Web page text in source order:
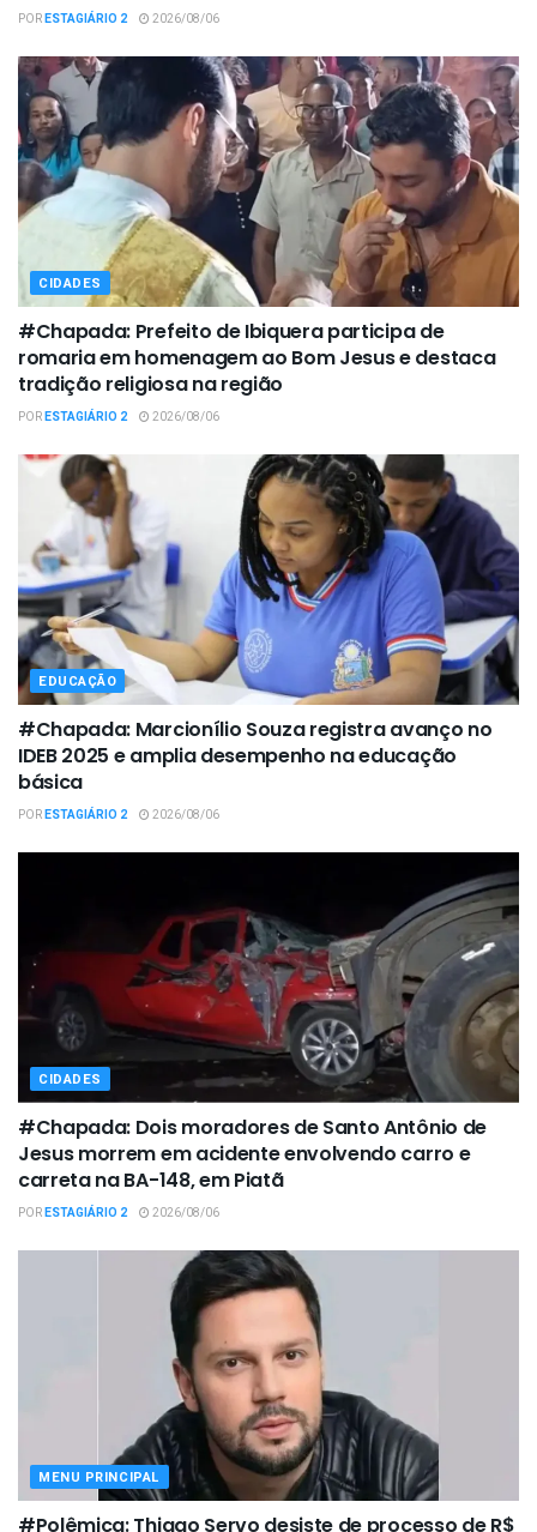
PORESTAGIÁRIO 2 2026/08/06
CIDADES
#Chapada: Prefeito de Ibiquera participa de
romaria em homenagem ao Bom Jesus e destaca
tradição religiosa na região
PORESTAGIÁRIO 2 2026/08/06
EDUCAÇÃO
#Chapada: Marcionílio Souza registra avanço no
IDEB 2025 e amplia desempenho na educação
básica
PORESTAGIÁRIO 2 2026/08/06
CIDADES
#Chapada: Dois moradores de Santo Antônio de
Jesus morrem em acidente envolvendo carro e
carreta na BA-148, em Piatã
PORESTAGIÁRIO 2 2026/08/06
MENU PRINCIPAL
#Polêmica: Thiago Servo desiste de processo de R$